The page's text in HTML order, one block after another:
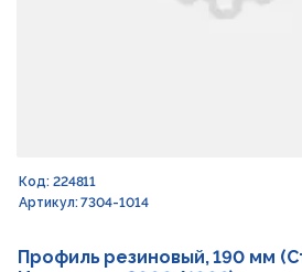
Код: 224811
Артикул: 7304-1014
Профиль резиновый, 190 мм